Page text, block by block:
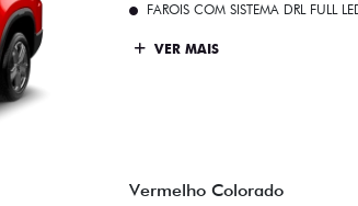
FAROIS COM SISTEMA DRL FULL
VER MAIS
Vermelho Colorado